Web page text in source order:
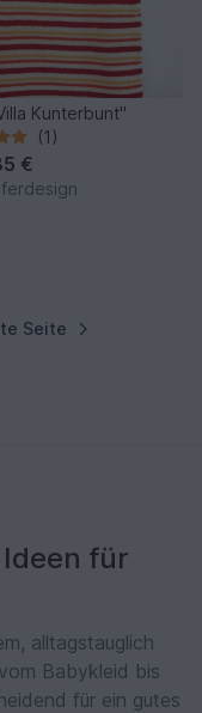
Kunterbunt"
(1)
€
Seite
für
alltagstauglich
Babykleid bis
für ein gutes